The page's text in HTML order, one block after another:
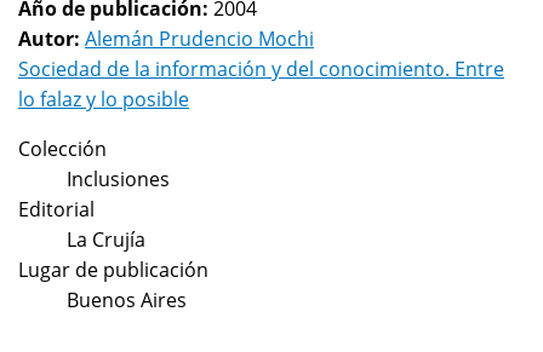
en
la
regulación
la
Globalización
Año de publicación: 2004
Autor: Alemán Prudencio Mochi
Sociedad de la información y del conocimiento. Entre
lo falaz y lo posible
Colección
Inclusiones
Editorial
La Crujía
Lugar de publicación
Buenos Aires